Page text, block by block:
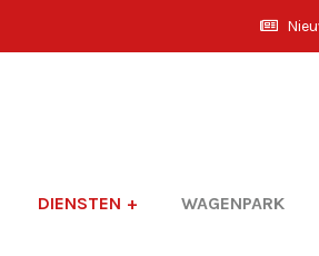
DIENSTEN WAGENPARK